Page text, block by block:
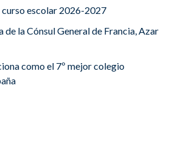
escolar 2026-2027
de la Cónsul General de Francia, Azar
como el 7º mejor colegio